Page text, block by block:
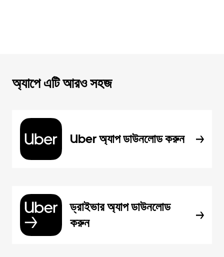
অ্যাপে এটি আরও সহজ
Uber অ্যাপ ডাউনলোড করুন
ড্রাইভার অ্যাপ ডাউনলোড
করুন